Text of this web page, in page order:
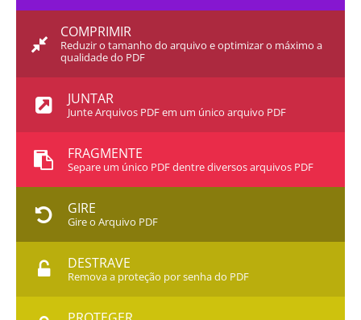
COMPRIMIR
Reduzir o tamanho do arquivo e optimizar o máximo a
qualidade do PDF
JUNTAR
Junte Arquivos PDF em um único arquivo PDF
FRAGMENTE
Separe um único PDF dentre diversos arquivos PDF
GIRE
Gire o Arquivo PDF
DESTRAVE
Remova a proteção por senha do PDF